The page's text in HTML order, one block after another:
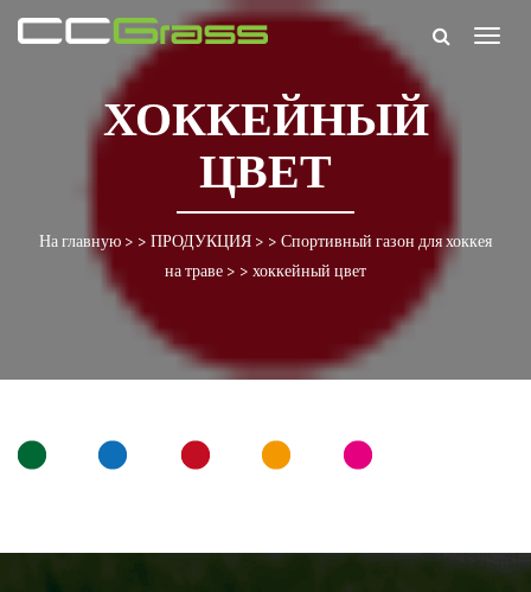
ХОККЕЙНЫЙ
ЦВЕТ
На главную > > ПРОДУКЦИЯ > > Спортивный газон для хоккея
на траве > > хоккейный цвет